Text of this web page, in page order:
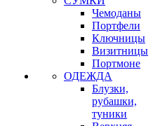
Чемоданы
Портфели
Ключницы
Визитницы
Портмоне
ОДЕЖДА
Блузки,
рубашки,
туники